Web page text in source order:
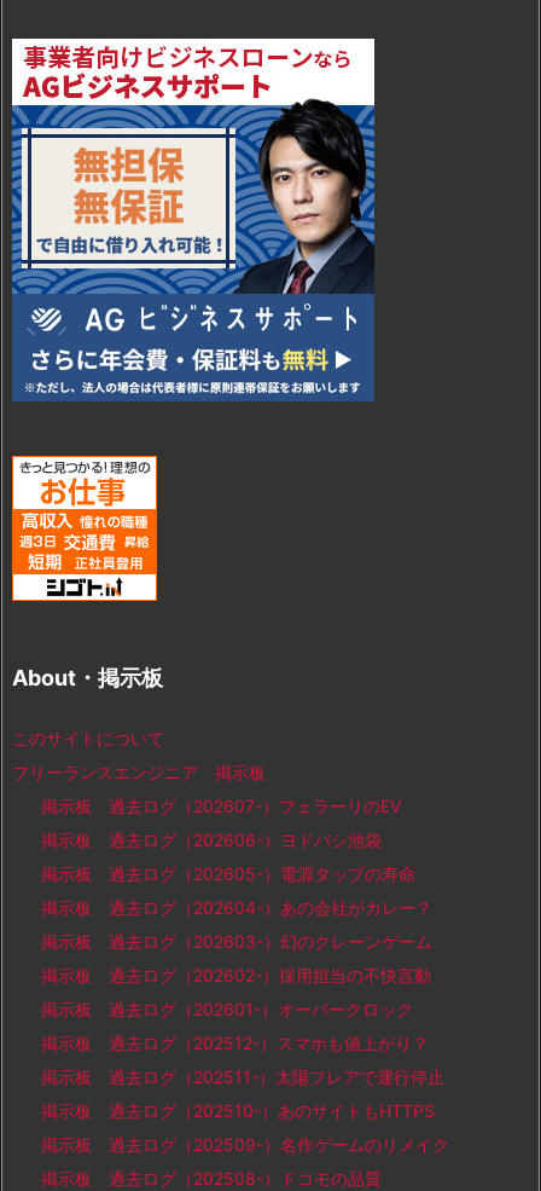
About・掲示板
このサイトについて
フリーランスエンジニア 掲示板
掲示板 過去ログ（202607-）フェラーリのEV
掲示板 過去ログ（202606-）ヨドバシ池袋
掲示板 過去ログ（202605-）電源タップの寿命
掲示板 過去ログ（202604-）あの会社がカレー？
掲示板 過去ログ（202603-）幻のクレーンゲーム
掲示板 過去ログ（202602-）採用担当の不快言動
掲示板 過去ログ（202601-）オーバークロック
掲示板 過去ログ（202512-）スマホも値上がり？
掲示板 過去ログ（202511-）太陽フレアで運行停止
掲示板 過去ログ（202510-）あのサイトもHTTPS
掲示板 過去ログ（202509-）名作ゲームのリメイク
掲示板 過去ログ（202508-）ドコモの品質